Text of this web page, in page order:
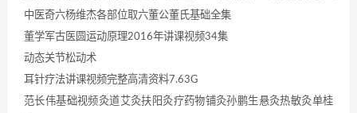
中医奇六杨维杰各部位取六董公董氏基础全集
董学军古医圆运动原理2016年讲课视频34集
动态关节松动术
耳针疗法讲课视频完整高清资料7.63G
范长伟基础视频灸道艾灸扶阳灸疗药物铺灸孙鹏生悬灸热敏灸单桂